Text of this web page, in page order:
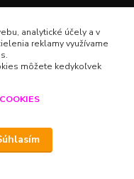
analytické účely a v
reklamy využívame
môžete kedykoľvek